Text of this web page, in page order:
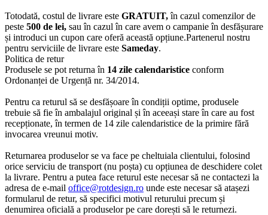
Totodată, costul de livrare este GRATUIT,în cazul comenzilor de
peste 500 de lei, sau în cazul în care avem o campanie în desfășurare
și introduci un cupon care oferă această opțiune.Partenerul nostru
pentru serviciile de livrare este Sameday.
Politica de retur
Produsele se pot returna în 14 zile calendaristice conform
Ordonanței de Urgență nr. 34/2014.
Pentru ca returul să se desfășoare în condiții optime, produsele
trebuie să fie în ambalajul original și în aceeași stare în care au fost
recepționate, în termen de 14 zile calendaristice de la primire fără
invocarea vreunui motiv.
Returnarea produselor se va face pe cheltuiala clientului, folosind
orice serviciu de transport (nu poșta) cu opțiunea de deschidere colet
la livrare. Pentru a putea face returul este necesar să ne contactezi la
adresa de e-mail office@rotdesign.ro unde este necesar să atașezi
formularul de retur, să specifici motivul returului precum și
denumirea oficială a produselor pe care dorești să le returnezi.